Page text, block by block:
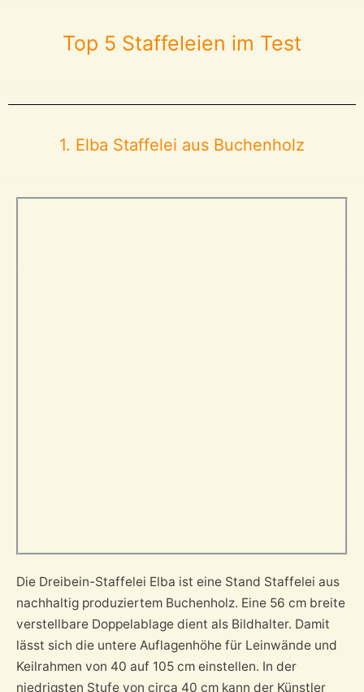
Top 5 Staffeleien im Test
1. Elba Staffelei aus Buchenholz
Die Dreibein-Staffelei Elba ist eine Stand Staffelei aus
nachhaltig produziertem Buchenholz. Eine 56 cm breite
verstellbare Doppelablage dient als Bildhalter. Damit
lässt sich die untere Auflagenhöhe für Leinwände und
Keilrahmen von 40 auf 105 cm einstellen. In der
niedrigsten Stufe von circa 40 cm kann der Künstler